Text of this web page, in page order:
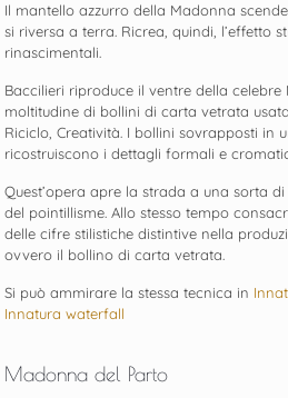
Il mantello azzurro della Madonna
si riversa a terra. Ricrea, quindi, l’effetto
rinascimentali.
Baccilieri riproduce il ventre della
moltitudine di bollini di carta vetrata
Riciclo, Creatività. I bollini sovrapposti in
ricostruiscono i dettagli formali e
Quest’opera apre la strada a una sorta
del pointillisme. Allo stesso tempo
delle cifre stilistiche distintive nella
ovvero il bollino di carta vetrata.
Si può ammirare la stessa tecnica in
Innatura waterfall
Madonna del Parto